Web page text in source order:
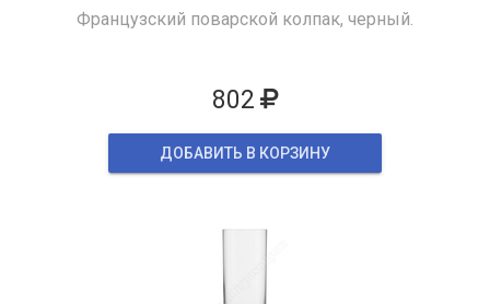
Французский поварской колпак, черный.
802
ДОБАВИТЬ В КОРЗИНУ